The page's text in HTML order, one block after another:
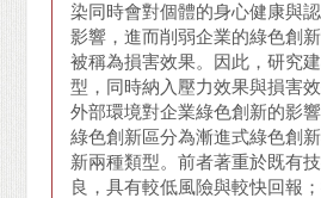
染同時會對個體的身心健康與
影響，進而削弱企業的綠色創
被稱為損害效果。因此，研究
型，同時納入壓力效果與損害
外部環境對企業綠色創新的影
綠色創新區分為漸進式綠色創
新兩種類型。前者著重於既有
良，具有較低風險與較快回報